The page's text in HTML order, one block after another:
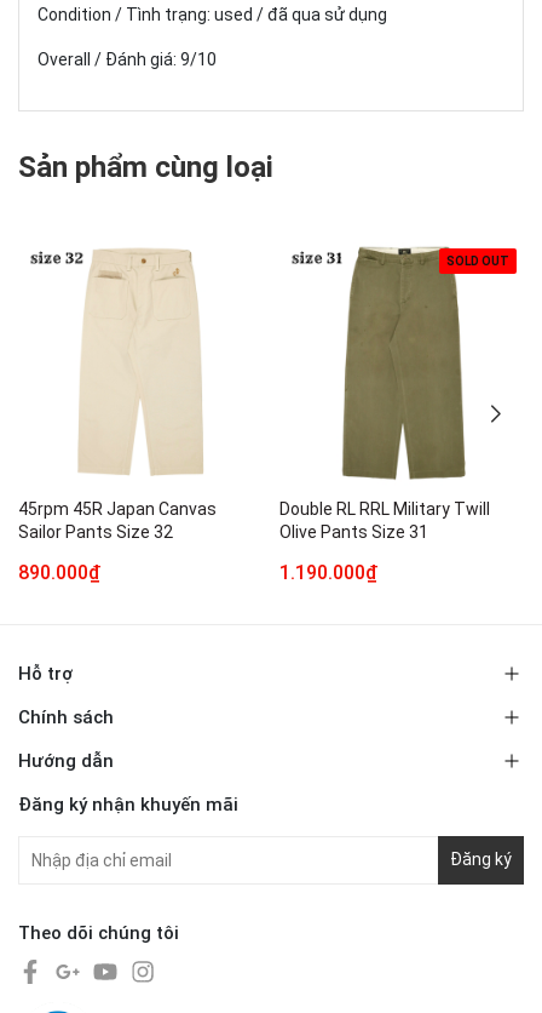
Condition / Tình trạng: used / đã qua sử dụng
Overall / Đánh giá: 9/10
Sản phẩm cùng loại
45rpm 45R Japan Canvas
Sailor Pants Size 32
890.000₫
SOLD OUT
Double RL RRL Military Twill
Olive Pants Size 31
1.190.000₫
Hỗ trợ
Chính sách
Hướng dẫn
Đăng ký nhận khuyến mãi
Đăng ký
Theo dõi chúng tôi